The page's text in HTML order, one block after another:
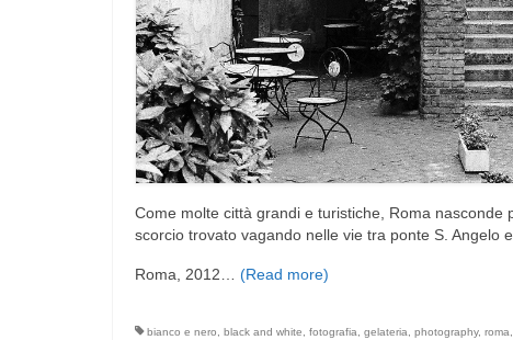
Come molte città grandi e turistiche, Roma
scorcio trovato vagando nelle vie tra ponte S. Angelo
Roma, 2012… (Read more)
bianco e nero, black and white, fotografia, gelateria, photography, roma,